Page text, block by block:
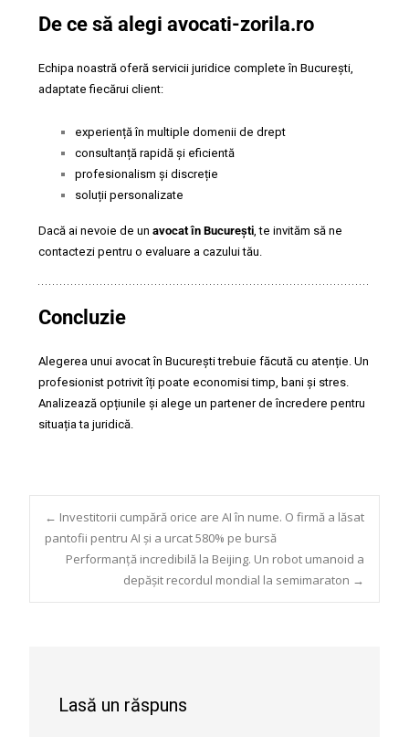
De ce să alegi avocati-zorila.ro
Echipa noastră oferă servicii juridice complete în București,
adaptate fiecărui client:
experiență în multiple domenii de drept
consultanță rapidă și eficientă
profesionalism și discreție
soluții personalizate
Dacă ai nevoie de un avocat în București, te invităm să ne
contactezi pentru o evaluare a cazului tău.
Concluzie
Alegerea unui avocat în București trebuie făcută cu atenție. Un
profesionist potrivit îți poate economisi timp, bani și stres.
Analizează opțiunile și alege un partener de încredere pentru
situația ta juridică.
← Investitorii cumpără orice are AI în nume. O firmă a lăsat
pantofii pentru AI și a urcat 580% pe bursă
Performanță incredibilă la Beijing. Un robot umanoid a
depășit recordul mondial la semimaraton →
Lasă un răspuns